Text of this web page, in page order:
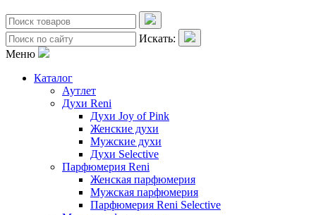
Искать:
Меню
Каталог
Аутлет
Духи Reni
Духи Joy of Pink
Женские духи
Мужские духи
Духи Selective
Парфюмерия Reni
Женская парфюмерия
Мужская парфюмерия
Парфюмерия Reni Selective